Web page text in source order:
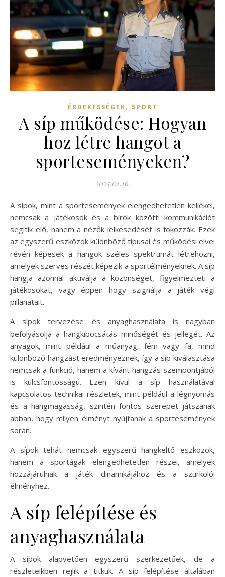
ÉRDEKESSÉGEK, SPORT
A síp működése: Hogyan
hoz létre hangot a
sporteseményeken?
2025.01.16.
A sípok, mint a sportesemények elengedhetetlen kellékei,
nemcsak a játékosok és a bírók közötti kommunikációt
segítik elő, hanem a nézők lelkesedését is fokozzák. Ezek
az egyszerű eszközök különböző típusai és működési elvei
révén képesek a hangok széles spektrumát létrehozni,
amelyek szerves részét képezik a sportélményeknek. A síp
hangja azonnal aktiválja a közönséget, figyelmezteti a
játékosokat, vagy éppen hogy szignálja a játék végi
pillanatait.
A sípok tervezése és anyaghasználata is nagyban
befolyásolja a hangkibocsátás minőségét és jellegét. Az
anyagok, mint például a műanyag, fém vagy fa, mind
különböző hangzást eredményeznek, így a síp kiválasztása
nemcsak a funkció, hanem a kívánt hangzás szempontjából
is kulcsfontosságú. Ezen kívül a síp használatával
kapcsolatos technikai részletek, mint például a légnyomás
és a hangmagasság, szintén fontos szerepet játszanak
abban, hogy milyen élményt nyújtanak a sportesemények
során.
A sípok tehát nemcsak egyszerű hangkeltő eszközök,
hanem a sportágak elengedhetetlen részei, amelyek
hozzájárulnak a játék dinamikájához és a szurkolói
élményhez.
A síp felépítése és
anyaghasználata
A sípok alapvetően egyszerű szerkezetűek, de a
részleteikben rejlik a titkuk. A síp felépítése általában